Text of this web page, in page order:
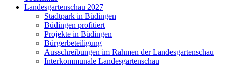
Landesgartenschau 2027
Stadtpark in Büdingen
Büdingen profitiert
Projekte in Büdingen
Bürgerbeteiligung
Ausschreibungen im Rahmen der Landesgartenschau
Interkommunale Landesgartenschau